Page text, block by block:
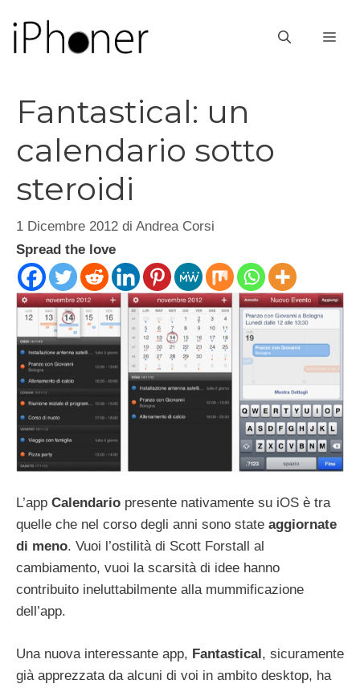
contenuto
Fantastical: un
calendario sotto
steroidi
1 Dicembre 2012 di Andrea Corsi
Spread the love
L’app Calendario presente nativamente su iOS è tra
quelle che nel corso degli anni sono state aggiornate
di meno. Vuoi l’ostilità di Scott Forstall al
cambiamento, vuoi la scarsità di idee hanno
contribuito ineluttabilmente alla mummificazione
dell’app.
Una nuova interessante app, Fantastical, sicuramente
già apprezzata da alcuni di voi in ambito desktop, ha